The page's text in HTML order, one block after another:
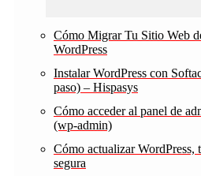
Cómo Migrar Tu Sitio Web
WordPress
Instalar WordPress con
paso) – Hispasys
Cómo acceder al panel de
(wp-admin)
Cómo actualizar WordPress,
segura